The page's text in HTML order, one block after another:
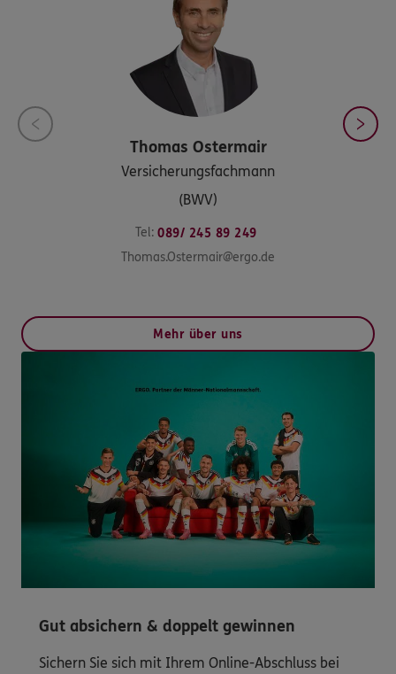
Thomas Ostermair
Versicherungsfachmann
(BWV)
Tel: 089/ 245 89 249
Thomas.Ostermair@ergo.de
Mehr über uns
Gut absichern & doppelt gewinnen
Sichern Sie sich mit Ihrem Online-Abschluss bei